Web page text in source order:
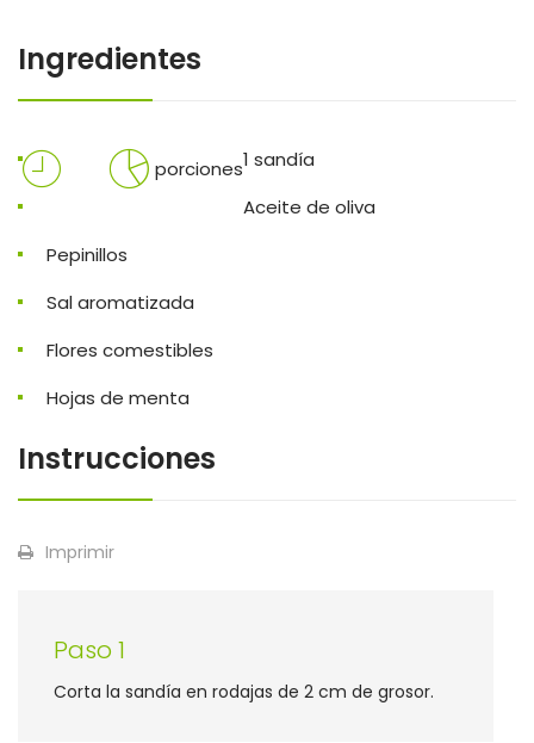
Ingredientes
porciones1 sandía
Aceite de oliva
Pepinillos
Sal aromatizada
Flores comestibles
Hojas de menta
Instrucciones
Imprimir
Paso 1
Corta la sandía en rodajas de 2 cm de grosor.